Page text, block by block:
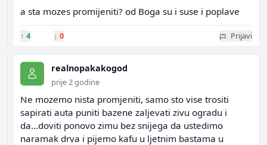
a sta mozes promijeniti? od Boga su i suse i poplave
↑ 4 ↓ 0 Prijavi
realnopakakogod
prije 2 godine
Ne mozemo nista promjeniti, samo sto vise trositi
sapirati auta puniti bazene zaljevati zivu ogradu i
da...doviti ponovo zimu bez snijega da ustedimo
naramak drva i pijemo kafu u ljetnim bastama u